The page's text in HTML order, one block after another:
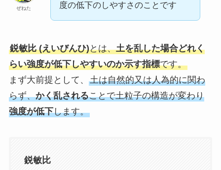
ぜねた
度の低下のしやすさのことです
鋭敏比 (えいびんひ)とは、土を乱した場合どれく
らい強度が低下しやすいのか示す指標です。
まず大前提として、 土は自然的又は人為的に関わ
らず、かく乱されることで土粒子の構造が変わり
強度が低下します。
鋭敏比